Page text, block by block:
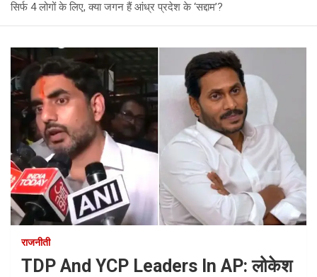
सिर्फ 4 लोगों के लिए, क्या जगन हैं आंध्र प्रदेश के ‘सद्दाम’?
राजनीती
TDP And YCP Leaders In AP: लोकेश